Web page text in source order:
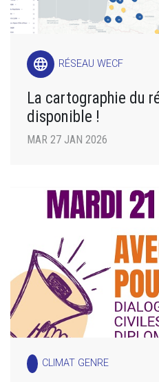
language RÉSEAU WECF
La cartographie du
disponible !
MAR 27 JAN 2026
CLIMAT GENRE